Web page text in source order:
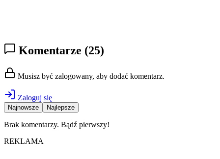
Komentarze (25)
Musisz być zalogowany, aby dodać komentarz.
Zaloguj się
Najnowsze Najlepsze
Brak komentarzy. Bądź pierwszy!
REKLAMA